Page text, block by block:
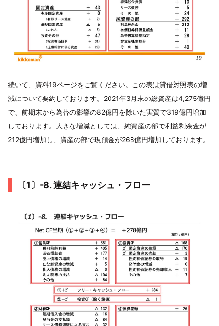
続いて、資料19ページをご覧ください。この表は貸借対照表の増
減について要約しております。2021年3月末の総資産は4,275億円
で、前期末から為替の影響の82億円を除いた実質で319億円増加
しております。大きな増減としては、純資産の部で利益剰余金が
212億円増加し、資産の部で現預金が268億円増加しております。
〔1〕-8. 連結キャッシュ・フロー